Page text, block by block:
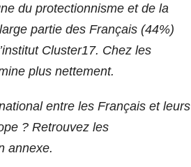
du protectionnisme et de la
partie des Français (44%)
Cluster17. Chez les
plus nettement.
entre les Français et leurs
? Retrouvez les
annexe.